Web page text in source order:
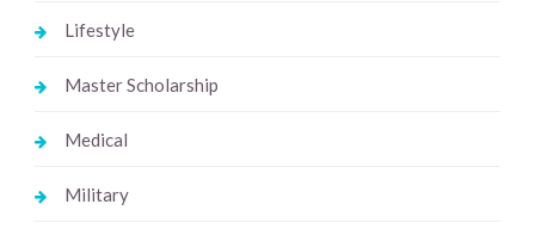
Lifestyle
Master Scholarship
Medical
Military